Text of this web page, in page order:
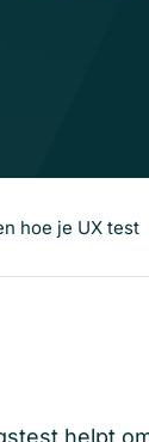
hoe je UX test
helpt